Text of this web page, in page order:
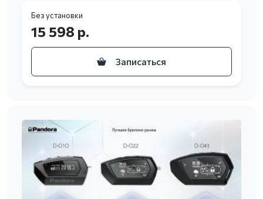
Без установки
15 598 р.
Записаться